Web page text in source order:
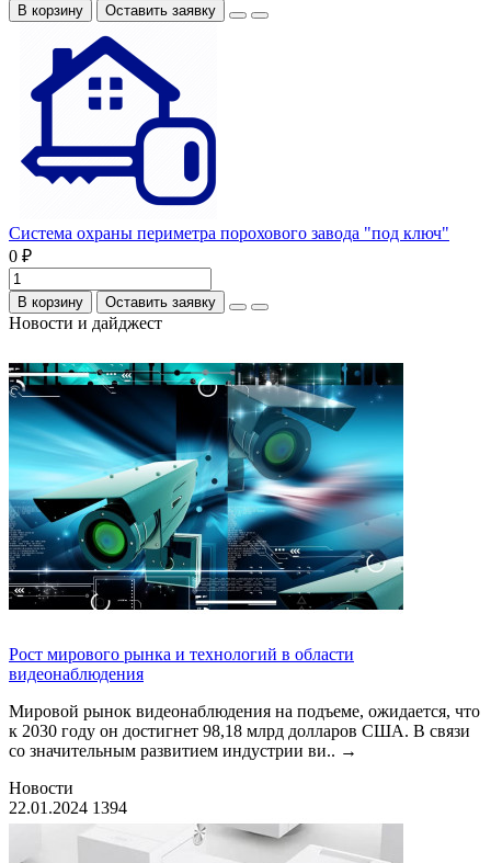
В корзину Оставить заявку
Система охраны периметра порохового завода "под ключ"
0 ₽
В корзину Оставить заявку
Новости и дайджест
Рост мирового рынка и технологий в области
видеонаблюдения
Мировой рынок видеонаблюдения на подъеме, ожидается, что
к 2030 году он достигнет 98,18 млрд долларов США. В связи
со значительным развитием индустрии ви.. →
Новости
22.01.2024 1394